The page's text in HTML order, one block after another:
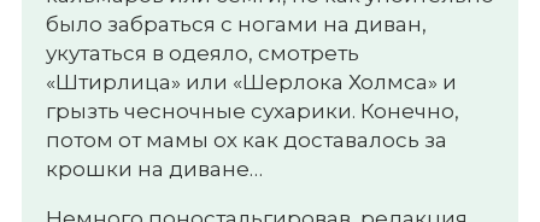
было забраться с ногами на диван,
укутаться в одеяло, смотреть
«Штирлица» или «Шерлока Холмса» и
грызть чесночные сухарики. Конечно,
потом от мамы ох как доставалось за
крошки на диване…